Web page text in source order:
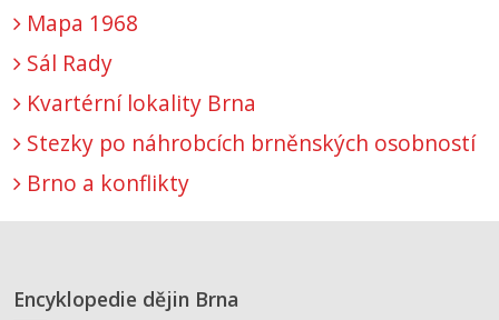
Mapa 1968
Sál Rady
Kvartérní lokality Brna
Stezky po náhrobcích brněnských osobností
Brno a konflikty
Encyklopedie dějin Brna